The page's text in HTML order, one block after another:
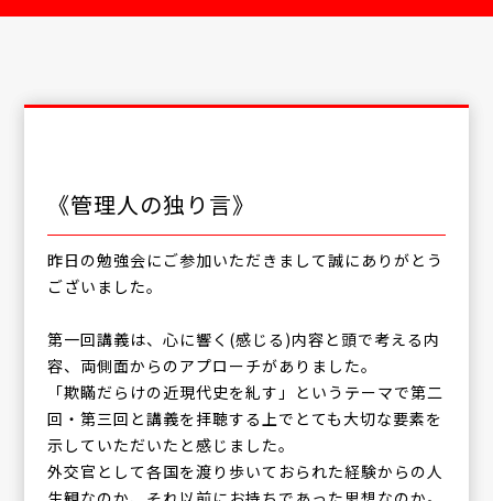
《管理人の独り言》
昨日の勉強会にご参加いただきまして誠にありがとう
ございました。
第一回講義は、心に響く(感じる)内容と頭で考える内
容、両側面からのアプローチがありました。
「欺瞞だらけの近現代史を糺す」というテーマで第二
回・第三回と講義を拝聴する上でとても大切な要素を
示していただいたと感じました。
外交官として各国を渡り歩いておられた経験からの人